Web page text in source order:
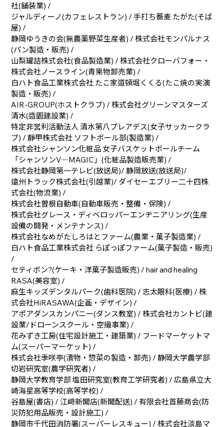
社(舗装業) /
ジャルディーノ(カフェレストラン) / 手打ち蕎麦 たがた(そば
屋) /
静岡ゆうきの会(無農薬野菜生産者) / 株式会社モンパルナス
(パン製造・販売) /
山梨罐詰株式会社(食品製造業) / 株式会社クローバフォー・
株式会社ノースライン(青果物卸売業) /
白ハト食品工業株式会社 たこ家道頓堀くくる(たこ焼の実演
製造・販売) /
AIR-GROUP(ホストクラブ) / 株式会社グリーンマスターズ
清水(造園建設業) /
特定非営利活動法人 清水第八プレアデス(女子サッカークラ
ブ) / 靜甲株式会社 ソフトボール部(製造業) /
株式会社シャンソン化粧品 女子バスケットボールチーム
「シャンソンV―MAGIC」(化粧品製造販売業) /
株式会社静岡第一テレビ(放送局)/ 静岡放送(放送局)/
遠州トラック株式会社(引越業)/ ダイセーエブリー二十四株
式会社(物流業) /
株式会社曽根自動車(自動車販売・整備・保険) /
株式会社グレース・ディベロッパーエンヂニアリング(生産
設備の開発・メンテナンス) /
株式会社なめがたしろはとファーム(農業・菓子製造業) /
白ハト食品工業株式会社 らぽっぽファーム(菓子製造・販売)
/
セティボン?(ケーキ・洋菓子製造販売) / hair and healing
RASA(美容室) /
麻生キッズデンタルパーク(歯科医院) / 志太眼科(医療) / 株
式会社HiRASAWA(企画・デザイン) /
アポアダンスカンパニー(ダンス教室) / 株式会社カントビ(建
設業/ドローンスクール・空撮事業) /
花みずき工房(住宅設計施工・建築業) / フードマーケットマ
ム(スーパーマーケット) /
株式会社季咲亭(漬物・惣菜の製造・卸売) / 静岡大学農学部
切岩研究室(農学研究者) /
静岡大学教育学部 塩田研究室(教育工学研究者) / 広島県立大
崎海星高等学校(高等学校) /
谷島屋(書店) / 江﨑新聞店(新聞配送) / 有限会社首藤商会(防
災防犯用品販売・設計施工) /
静岡市千代田消防署(スーパーレスキュー) / 株式会社淡島マ